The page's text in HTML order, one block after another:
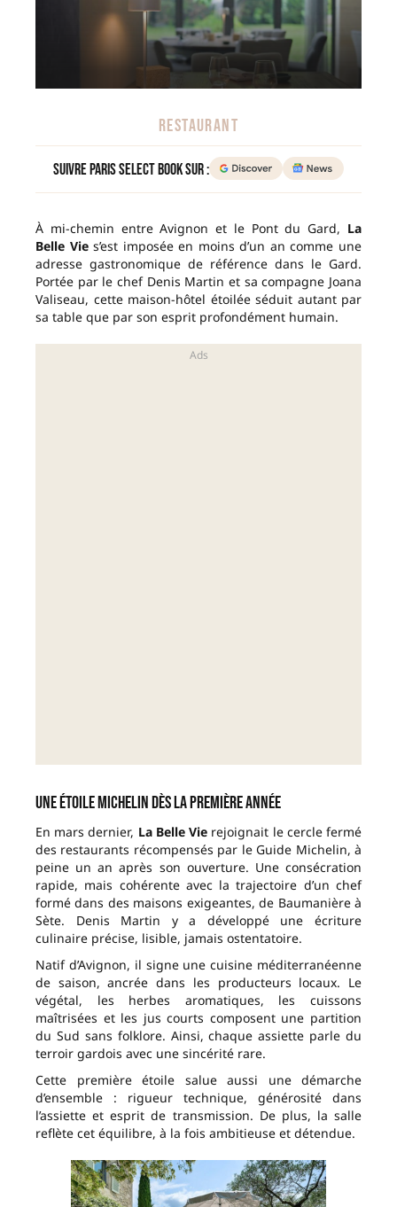
RESTAURANT
Suivre Paris Select Book sur :
À mi-chemin entre Avignon et le Pont du Gard, La
Belle Vies’est imposée en moins d’un an comme une
adresse gastronomique de référence dans le Gard.
Portée par le chef Denis Martin et sa compagne Joana
Valiseau, cette maison-hôtel étoilée séduit autant par
sa table que par son esprit profondément humain.
Une étoile Michelin dès la première année
En mars dernier, La Belle Vie rejoignait le cercle fermé
des restaurants récompensés par le Guide Michelin, à
peine un an après son ouverture. Une consécration
rapide, mais cohérente avec la trajectoire d’un chef
formé dans des maisons exigeantes, de Baumanière à
Sète. Denis Martin y a développé une écriture
culinaire précise, lisible, jamais ostentatoire.
Natif d’Avignon, il signe une cuisine méditerranéenne
de saison, ancrée dans les producteurs locaux. Le
végétal, les herbes aromatiques, les cuissons
maîtrisées et les jus courts composent une partition
du Sud sans folklore. Ainsi, chaque assiette parle du
terroir gardois avec une sincérité rare.
Cette première étoile salue aussi une démarche
d’ensemble : rigueur technique, générosité dans
l’assiette et esprit de transmission. De plus, la salle
reflète cet équilibre, à la fois ambitieuse et détendue.